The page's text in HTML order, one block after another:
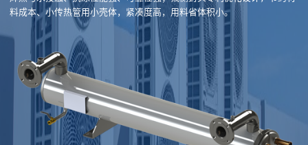
料成本、小传热管用小壳体，紧凑度高，用料省体积小。